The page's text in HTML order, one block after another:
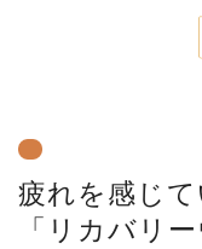
疲れを感じ
「リカバリ